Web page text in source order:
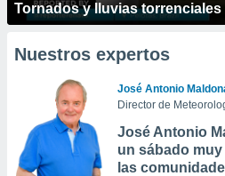
Tornados y lluvias torrenciales
Nuestros expertos
José Antonio
Director de
José Antonio
un sábado
las